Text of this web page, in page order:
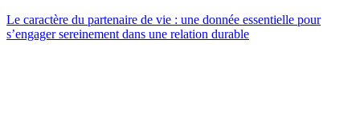
Le caractère du partenaire de vie : une donnée essentielle pour
s’engager sereinement dans une relation durable